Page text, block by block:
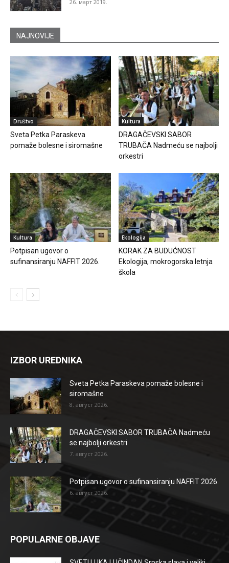
26. март 2019.
NAJNOVIJE
Društvo
Sveta Petka Paraskeva
pomaže bolesne i siromašne
Kultura
DRAGAČEVSKI SABOR
TRUBAČA Nadmeću se najbolji
orkestri
Kultura
Potpisan ugovor o
sufinansiranju NAFFIT 2026.
Ekologija
KORAK ZA BUDUĆNOST
Ekologija, mokrogorska letnja
škola
IZBOR UREDNIKA
Sveta Petka Paraskeva pomaže bolesne i
siromašne
8. август 2026.
DRAGAČEVSKI SABOR TRUBAČA Nadmeću
se najbolji orkestri
7. август 2026.
Potpisan ugovor o sufinansiranju NAFFIT 2026.
6. август 2026.
POPULARNE OBJAVE